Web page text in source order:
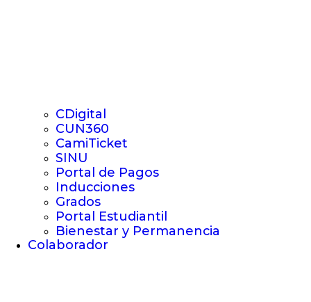
CDigital
CUN360
CamiTicket
SINU
Portal de Pagos
Inducciones
Grados
Portal Estudiantil
Bienestar y Permanencia
Colaborador